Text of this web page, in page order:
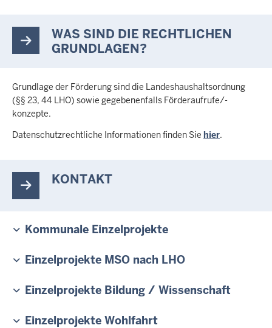
WAS SIND DIE RECHTLICHEN
GRUNDLAGEN?
Grundlage der Förderung sind die Landeshaushaltsordnung
(§§ 23, 44 LHO) sowie gegebenenfalls Förderaufrufe/-
konzepte.
Datenschutzrechtliche Informationen finden Sie hier.
KONTAKT
Kommunale Einzelprojekte
Einzelprojekte MSO nach LHO
Einzelprojekte Bildung / Wissenschaft
Einzelprojekte Wohlfahrt